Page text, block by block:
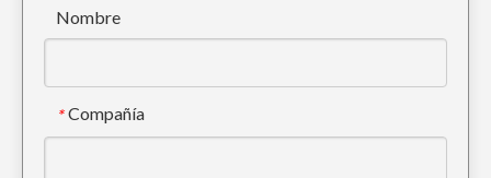
Nombre
* Compañía